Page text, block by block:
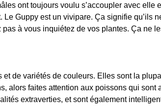
ont toujours voulu s’accoupler avec elle
Guppy est un vivipare. Ça signifie qu’ils
à vous inquiétez de vos plantes. Ça ne
de variétés de couleurs. Elles sont la
alors faites attention aux poissons qui sont
extraverties, et sont également